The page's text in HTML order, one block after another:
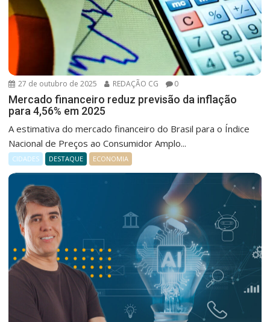
27 de outubro de 2025 REDAÇÃO CG 0
Mercado financeiro reduz previsão da inflação
para 4,56% em 2025
A estimativa do mercado financeiro do Brasil para o Índice
Nacional de Preços ao Consumidor Amplo...
CIDADES DESTAQUE ECONOMIA